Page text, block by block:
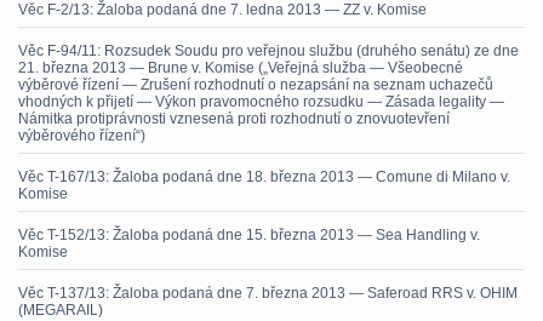
Věc F-2/13: Žaloba podaná dne 7. ledna 2013 — ZZ v. Komise
Věc F-94/11: Rozsudek Soudu pro veřejnou službu (druhého senátu) ze dne
21. března 2013 — Brune v. Komise („Veřejná služba — Všeobecné
výběrové řízení — Zrušení rozhodnutí o nezapsání na seznam uchazečů
vhodných k přijetí — Výkon pravomocného rozsudku — Zásada legality —
Námitka protiprávnosti vznesená proti rozhodnutí o znovuotevření
výběrového řízení“)
Věc T-167/13: Žaloba podaná dne 18. března 2013 — Comune di Milano v.
Komise
Věc T-152/13: Žaloba podaná dne 15. března 2013 — Sea Handling v.
Komise
Věc T-137/13: Žaloba podaná dne 7. března 2013 — Saferoad RRS v. OHIM
(MEGARAIL)